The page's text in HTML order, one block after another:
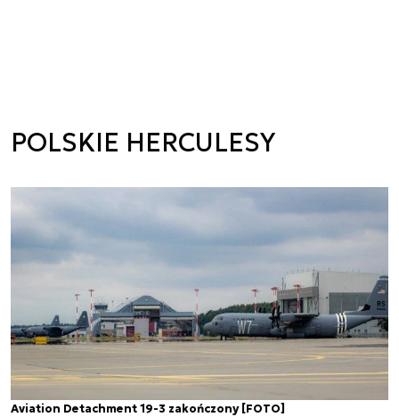
POLSKIE HERCULESY
Aviation Detachment 19-3 zakończony [FOTO]